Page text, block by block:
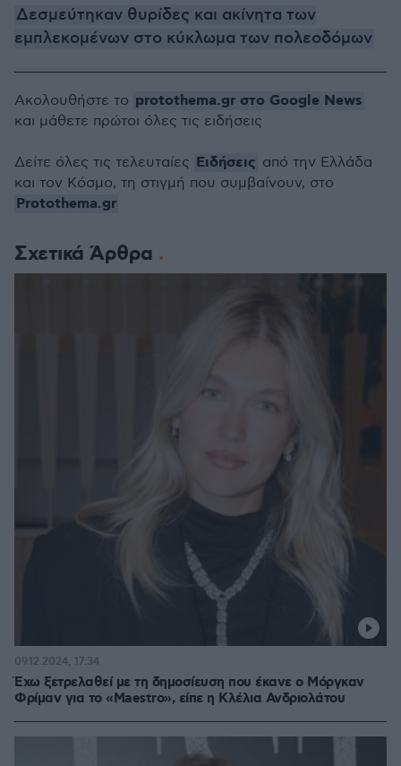
Δεσμεύτηκαν θυρίδες και ακίνητα των
εμπλεκομένων στο κύκλωμα των πολεοδόμων
Σχετικά Άρθρα
Έχω ξετρελαθεί με τη δημοσίευση που έκανε ο Μόργκαν
Φρίμαν για το «Maestro», είπε η Κλέλια Ανδριολάτου
09.12.2024, 17:34
Ακολουθήστε το protothema.gr στο Google News
και μάθετε πρώτοι όλες τις ειδήσεις
Δείτε όλες τις τελευταίες Ειδήσεις από την Ελλάδα
και τον Κόσμο, τη στιγμή που συμβαίνουν, στο
Protothema.gr